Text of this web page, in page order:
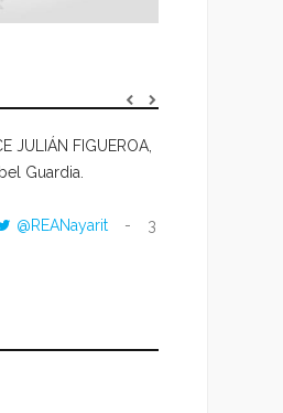
JULIÁN FIGUEROA,
Guardia.
@REANayarit
3